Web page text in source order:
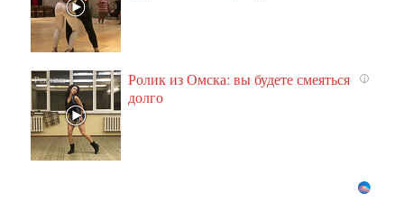
i
Ролик из Омска: вы будете смеяться
долго